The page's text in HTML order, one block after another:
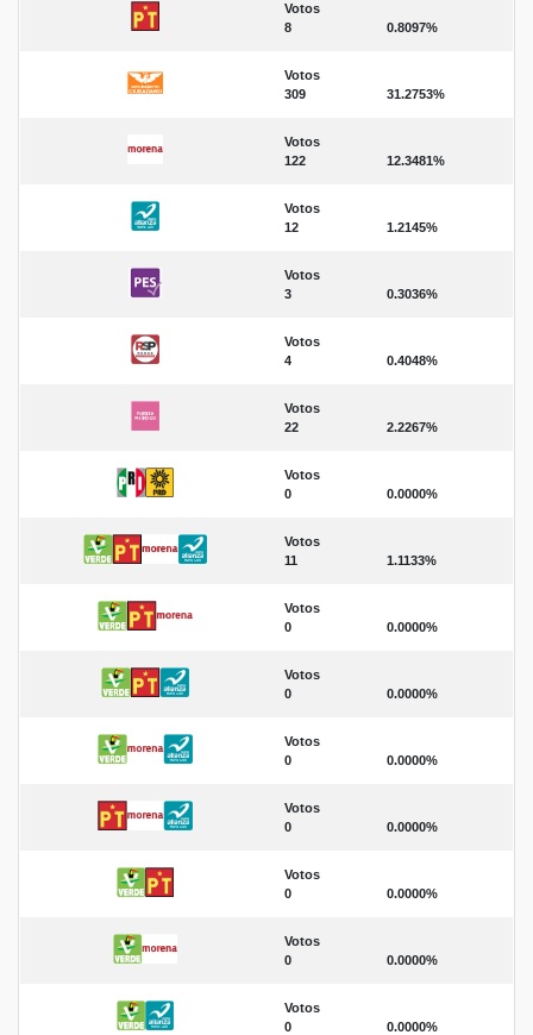
Votos
8
0.8097%
Votos
309
31.2753%
Votos
122
12.3481%
Votos
12
1.2145%
Votos
3
0.3036%
Votos
4
0.4048%
Votos
22
2.2267%
Votos
0
0.0000%
Votos
11
1.1133%
Votos
0
0.0000%
Votos
0
0.0000%
Votos
0
0.0000%
Votos
0
0.0000%
Votos
0
0.0000%
Votos
0
0.0000%
Votos
0
0.0000%